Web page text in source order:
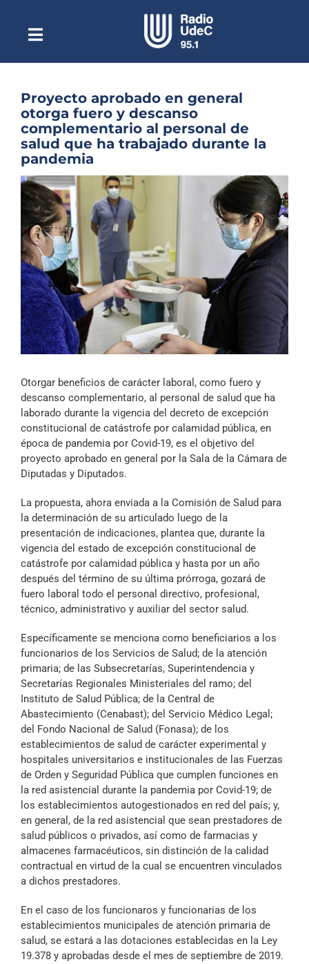
contenidoToggle
NavigationEscuchar Radio UdeC en vivo
Quiénes Somos
Programación
Podcast
Noticias
Reportajes
Columnas
Música Clásica
Especiales
Archivo Sonoro
Proyecto aprobado en general
otorga fuero y descanso
complementario al personal de
salud que ha trabajado durante la
pandemia
Ver
imagen
más
grande
Otorgar beneficios de carácter laboral, como fuero y
descanso complementario, al personal de salud que ha
laborado durante la vigencia del decreto de excepción
constitucional de catástrofe por calamidad pública, en
época de pandemia por Covid-19, es el objetivo del
proyecto aprobado en general por la Sala de la Cámara de
Diputadas y Diputados.
La propuesta, ahora enviada a la Comisión de Salud para
la determinación de su articulado luego de la
presentación de indicaciones, plantea que, durante la
vigencia del estado de excepción constitucional de
catástrofe por calamidad pública y hasta por un año
después del término de su última prórroga, gozará de
fuero laboral todo el personal directivo, profesional,
técnico, administrativo y auxiliar del sector salud.
Específicamente se menciona como beneficiarios a los
funcionarios de los Servicios de Salud; de la atención
primaria; de las Subsecretarías, Superintendencia y
Secretarías Regionales Ministeriales del ramo; del
Instituto de Salud Pública; de la Central de
Abastecimiento (Cenabast); del Servicio Médico Legal;
del Fondo Nacional de Salud (Fonasa); de los
establecimientos de salud de carácter experimental y
hospitales universitarios e institucionales de las Fuerzas
de Orden y Seguridad Pública que cumplen funciones en
la red asistencial durante la pandemia por Covid-19; de
los establecimientos autogestionados en red del país; y,
en general, de la red asistencial que sean prestadores de
salud públicos o privados, así como de farmacias y
almacenes farmacéuticos, sin distinción de la calidad
contractual en virtud de la cual se encuentren vinculados
a dichos prestadores.
En el caso de los funcionaros y funcionarias de los
establecimientos municipales de atención primaria de
salud, se estará a las dotaciones establecidas en la Ley
19.378 y aprobadas desde el mes de septiembre de 2019.